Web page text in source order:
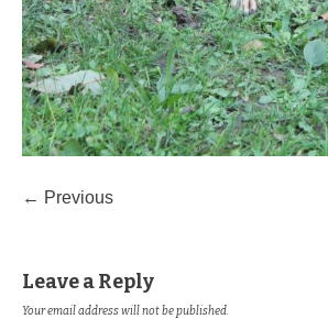
← Previous
Leave a Reply
Your email address will not be published.